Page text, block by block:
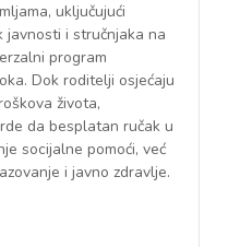
uključujući
i stručnjaka na
program
Dok roditelji osjećaju
života,
da besplatan ručak u
socijalne pomoći, već
i javno zdravlje.